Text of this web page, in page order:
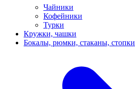
Чайники
Кофейники
Турки
Кружки, чашки
Бокалы, рюмки, стаканы, стопки